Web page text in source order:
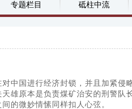
专题栏目 砥柱中流
中国进行经济封锁，并且加紧
雄原本是负责煤矿治安的刑警
的微妙情愫同样扣人心弦。